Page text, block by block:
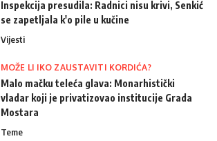
Inspekcija presudila: Radnici nisu krivi, Senkić
se zapetljala k'o pile u kučine
Vijesti
MOŽE LI IKO ZAUSTAVITI KORDIĆA?
Malo mačku teleća glava: Monarhistički
vladar koji je privatizovao institucije Grada
Mostara
Teme